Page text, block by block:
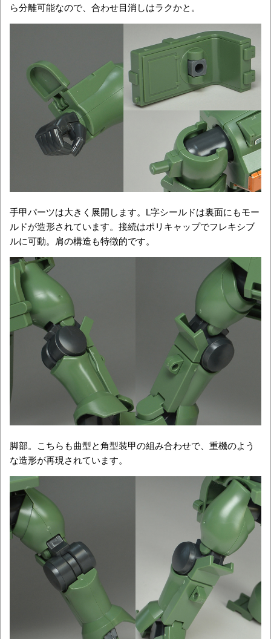
ら分離可能なので、合わせ目消しはラクかと。
手甲パーツは大きく展開します。L字シールドは裏面にもモー
ルドが造形されています。接続はポリキャップでフレキシブ
ルに可動。肩の構造も特徴的です。
脚部。こちらも曲型と角型装甲の組み合わせで、重機のよう
な造形が再現されています。